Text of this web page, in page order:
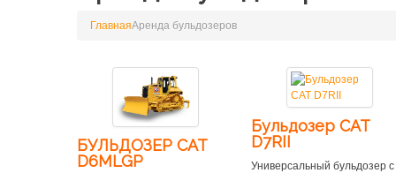
ГлавнаяАренда бульдозеров
БУЛЬДОЗЕР CAT
D6MLGP
Бульдозер CAT
D7RII
Универсальный бульдозер с